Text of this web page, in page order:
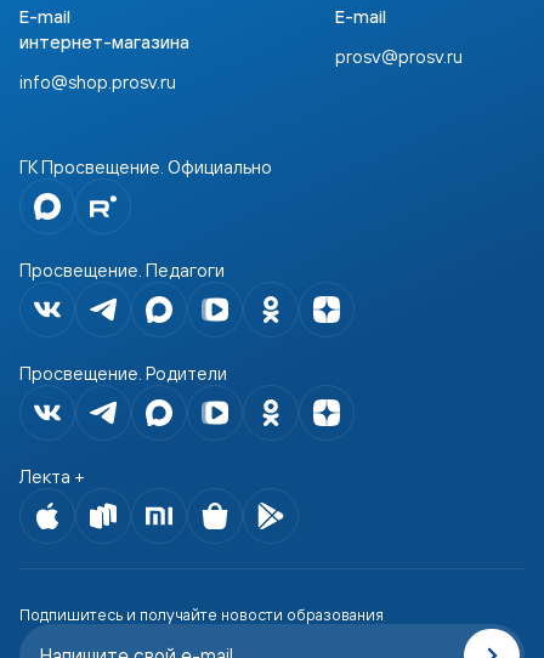
E-mail
интернет-магазина
info@shop.prosv.ru
E-mail
prosv@prosv.ru
Подпишитесь и получайте новости образования
ГК Просвещение. Официально
Просвещение. Педагоги
Лекта +
Просвещение. Родители